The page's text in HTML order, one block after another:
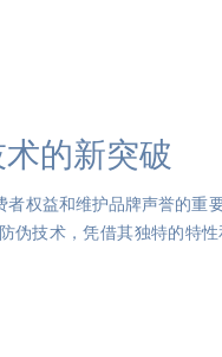
的新突破
权益和维护品牌声誉的重
伪技术，凭借其独特的特